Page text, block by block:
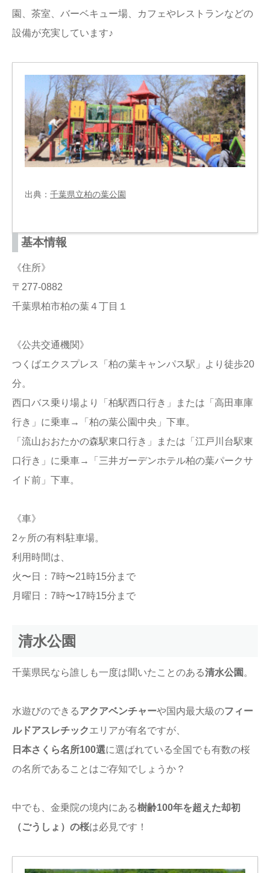
園、茶室、バーベキュー場、カフェやレストランなどの
設備が充実しています♪
出典： 千葉県立柏の葉公園
基本情報
《住所》
〒277-0882
千葉県柏市柏の葉４丁目１
《公共交通機関》
つくばエクスプレス「柏の葉キャンパス駅」より徒歩20
分。
西口バス乗り場より「柏駅西口行き」または「高田車庫
行き」に乗車→「柏の葉公園中央」下車。
「流山おおたかの森駅東口行き」または「江戸川台駅東
口行き」に乗車→「三井ガーデンホテル柏の葉パークサ
イド前」下車。
《車》
2ヶ所の有料駐車場。
利用時間は、
火〜日：7時〜21時15分まで
月曜日：7時〜17時15分まで
清水公園
千葉県民なら誰しも一度は聞いたことのある清水公園 。
水遊びのできるアクアベンチャーや国内最大級のフィー
ルドアスレチックエリアが有名ですが、
日本さくら名所100選に選ばれている全国でも有数の桜
の名所であることはご存知でしょうか？
中でも、金乗院の境内にある樹齢100年を超えた却初
（ごうしょ）の桜は必見です！